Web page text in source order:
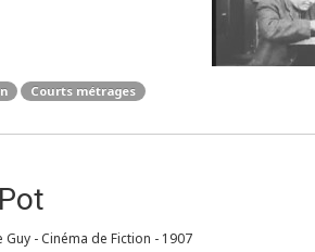
Courts métrages
Guy - Cinéma de Fiction - 1907